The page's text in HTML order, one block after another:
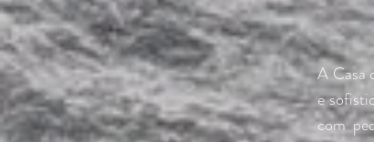
A Casa
e
com